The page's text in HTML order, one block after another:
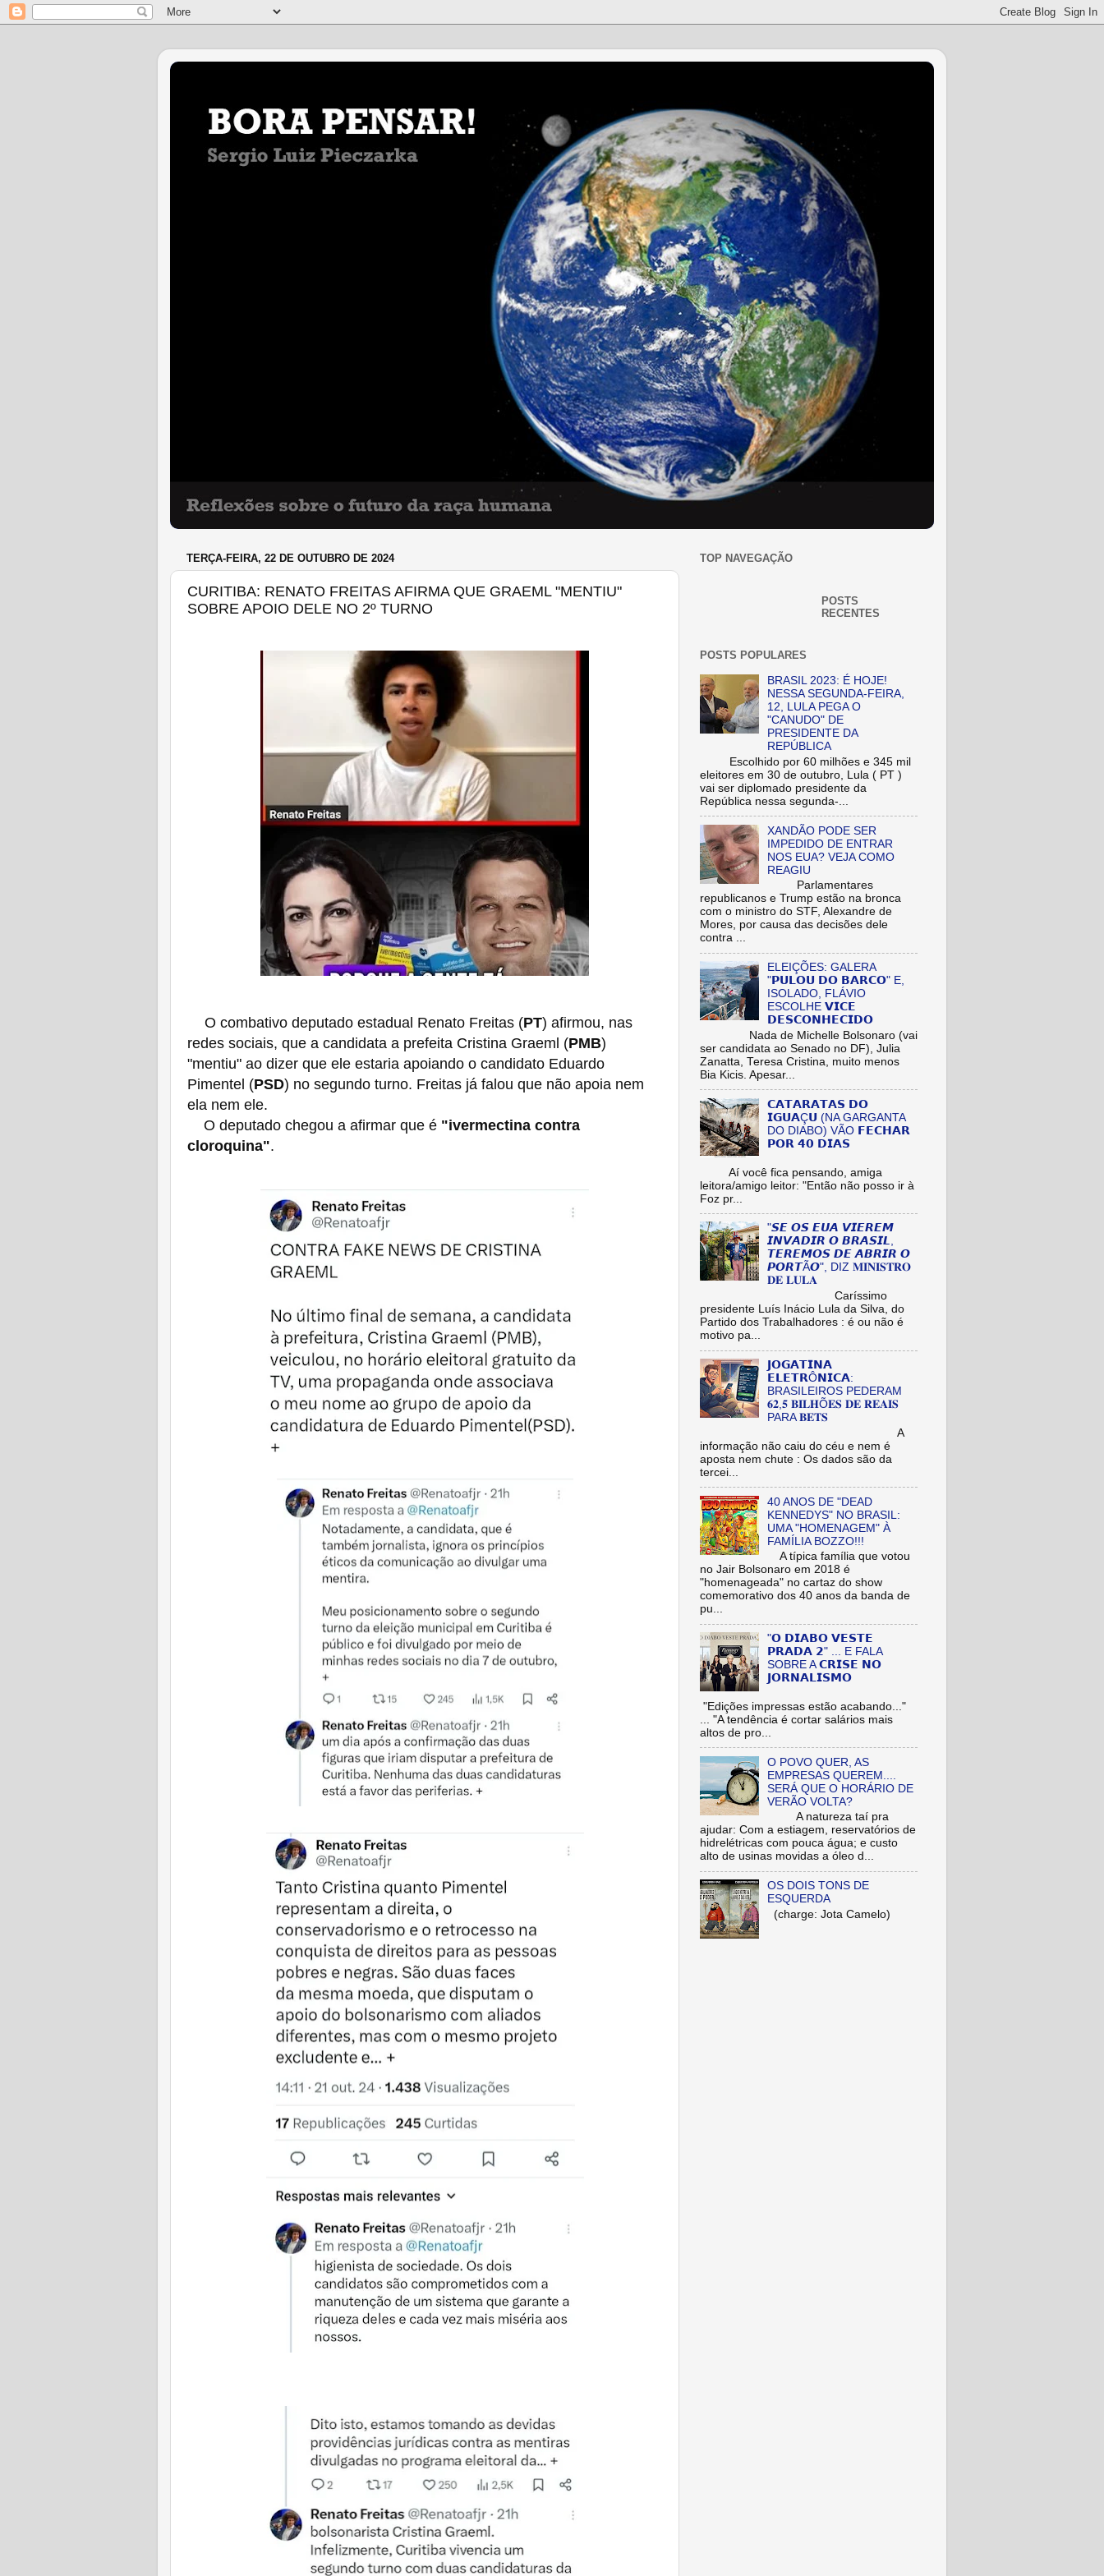
TERÇA-FEIRA, 22 DE OUTUBRO DE 2024
CURITIBA: RENATO FREITAS AFIRMA QUE GRAEML "MENTIU"
SOBRE APOIO DELE NO 2º TURNO
O combativo deputado estadual Renato Freitas (PT) afirmou, nas
redes sociais, que a candidata a prefeita Cristina Graeml (PMB)
"mentiu" ao dizer que ele estaria apoiando o candidato Eduardo
Pimentel (PSD) no segundo turno. Freitas já falou que não apoia nem
ela nem ele.
O deputado chegou a afirmar que é "ivermectina contra
cloroquina".
TOP NAVEGAÇÃO
POSTS
RECENTES
POSTS POPULARES
BRASIL 2023: É HOJE!
NESSA SEGUNDA-FEIRA,
12, LULA PEGA O
"CANUDO" DE
PRESIDENTE DA
REPÚBLICA
Escolhido por 60 milhões e 345 mil
eleitores em 30 de outubro, Lula ( PT )
vai ser diplomado presidente da
República nessa segunda-...
XANDÃO PODE SER
IMPEDIDO DE ENTRAR
NOS EUA? VEJA COMO
REAGIU
Parlamentares
republicanos e Trump estão na bronca
com o ministro do STF, Alexandre de
Mores, por causa das decisões dele
contra ...
ELEIÇÕES: GALERA
"𝗣𝗨𝗟𝗢𝗨 𝗗𝗢 𝗕𝗔𝗥𝗖𝗢" E,
ISOLADO, FLÁVIO
ESCOLHE 𝗩𝗜𝗖𝗘
𝗗𝗘𝗦𝗖𝗢𝗡𝗛𝗘𝗖𝗜𝗗𝗢
Nada de Michelle Bolsonaro (vai
ser candidata ao Senado no DF), Julia
Zanatta, Teresa Cristina, muito menos
Bia Kicis. Apesar...
𝗖𝗔𝗧𝗔𝗥𝗔𝗧𝗔𝗦 𝗗𝗢
𝗜𝗚𝗨𝗔Ç𝗨 (NA GARGANTA
DO DIABO) VÃO 𝗙𝗘𝗖𝗛𝗔𝗥
𝗣𝗢𝗥 𝟰𝟬 𝗗𝗜𝗔𝗦
Aí você fica pensando, amiga
leitora/amigo leitor: "Então não posso ir à
Foz pr...
"𝙎𝙀 𝙊𝙎 𝙀𝙐𝘼 𝙑𝙄𝙀𝙍𝙀𝙈
𝙄𝙉𝙑𝘼𝘿𝙄𝙍 𝙊 𝘽𝙍𝘼𝙎𝙄𝙇,
𝙏𝙀𝙍𝙀𝙈𝙊𝙎 𝘿𝙀 𝘼𝘽𝙍𝙄𝙍 𝙊
𝙋𝙊𝙍𝙏Ã𝙊", DIZ 𝐌𝐈𝐍𝐈𝐒𝐓𝐑𝐎
𝐃𝐄 𝐋𝐔𝐋𝐀
Caríssimo
presidente Luís Inácio Lula da Silva, do
Partido dos Trabalhadores : é ou não é
motivo pa...
𝗝𝗢𝗚𝗔𝗧𝗜𝗡𝗔
𝗘𝗟𝗘𝗧𝗥Ô𝗡𝗜𝗖𝗔:
BRASILEIROS PEDERAM
𝟔𝟐,𝟓 𝐁𝐈𝐋𝐇Õ𝐄𝐒 𝐃𝐄 𝐑𝐄𝐀𝐈𝐒
PARA 𝐁𝐄𝐓𝐒
A
informação não caiu do céu e nem é
aposta nem chute : Os dados são da
tercei...
40 ANOS DE "DEAD
KENNEDYS" NO BRASIL:
UMA "HOMENAGEM" À
FAMÍLIA BOZZO!!!
A típica família que votou
no Jair Bolsonaro em 2018 é
"homenageada" no cartaz do show
comemorativo dos 40 anos da banda de
pu...
"𝗢 𝗗𝗜𝗔𝗕𝗢 𝗩𝗘𝗦𝗧𝗘
𝗣𝗥𝗔𝗗𝗔 𝟮" ... E FALA
SOBRE A 𝗖𝗥𝗜𝗦𝗘 𝗡𝗢
𝗝𝗢𝗥𝗡𝗔𝗟𝗜𝗦𝗠𝗢
"Edições impressas estão acabando..."
... "A tendência é cortar salários mais
altos de pro...
O POVO QUER, AS
EMPRESAS QUEREM....
SERÁ QUE O HORÁRIO DE
VERÃO VOLTA?
A natureza taí pra
ajudar: Com a estiagem, reservatórios de
hidrelétricas com pouca água; e custo
alto de usinas movidas a óleo d...
OS DOIS TONS DE
ESQUERDA
(charge: Jota Camelo)